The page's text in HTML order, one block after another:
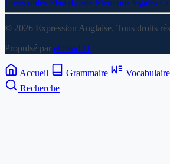
© 2026 Expression Anglaise. Tous droits
Propulsé par eClaud IT
Accueil Grammaire Vocabulaire
Recherche